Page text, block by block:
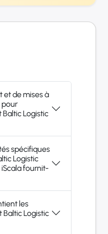
et de mises à
pour
Logistic
spécifiques
Logistic
iScala fournit-
les
Baltic Logistic